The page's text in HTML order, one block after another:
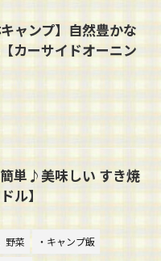
ャンプ】自然豊かな
カーサイドオーニン
簡単♪美味しい すき焼
ル】
野菜
・キャンプ飯